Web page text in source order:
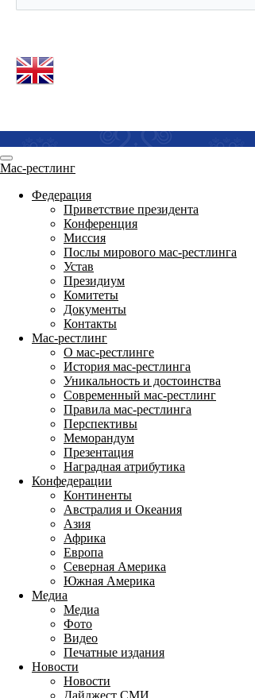
Мас-рестлинг
Федерация
Приветствие президента
Конференция
Миссия
Послы мирового мас-рестлинга
Устав
Президиум
Комитеты
Документы
Контакты
Мас-рестлинг
О мас-рестлинге
История мас-рестлинга
Уникальность и достоинства
Современный мас-рестлинг
Правила мас-рестлинга
Перспективы
Меморандум
Презентация
Наградная атрибутика
Конфедерации
Континенты
Австралия и Океания
Азия
Африка
Европа
Северная Америка
Южная Америка
Медиа
Медиа
Фото
Видео
Печатные издания
Новости
Новости
Дайджест СМИ